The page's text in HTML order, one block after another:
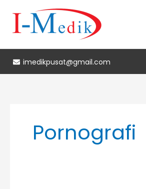
content
imedikpusat@gmail.com
Pornografi